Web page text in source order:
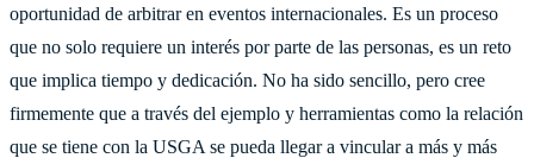
oportunidad de arbitrar en eventos internacionales. Es un proceso
que no solo requiere un interés por parte de las personas, es un reto
que implica tiempo y dedicación. No ha sido sencillo, pero cree
firmemente que a través del ejemplo y herramientas como la relación
que se tiene con la USGA se pueda llegar a vincular a más y más